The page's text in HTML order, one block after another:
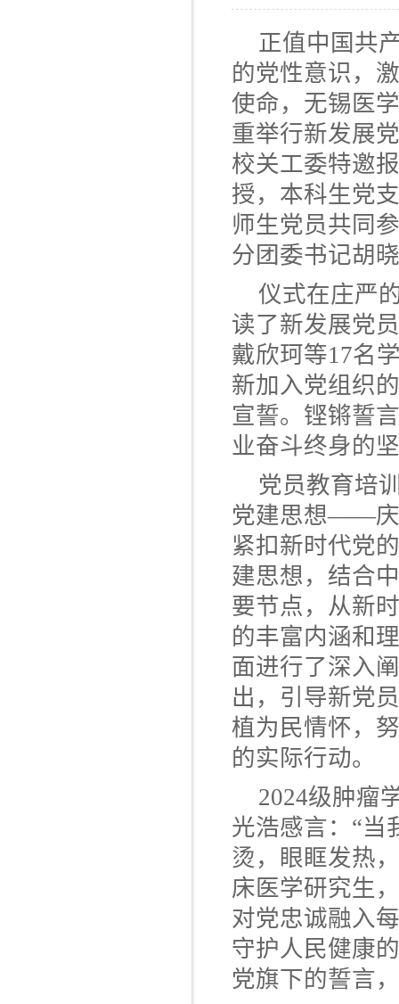
正值中国共
的党性意识，
使命，无锡医
重举行新发展
校关工委特邀
授，本科生党
师生党员共同
分团委书记胡
仪式在庄严
读了新发展党
戴欣珂等17名
新加入党组织
宣誓。铿锵誓
业奋斗终身的
党员教育培
党建思想——庆
紧扣新时代党
建思想，结合
要节点，从新
的丰富内涵和
面进行了深入
出，引导新党
植为民情怀，
的实际行动。
2024级肿瘤
光浩感言：“当
烫，眼眶发热
床医学研究生
对党忠诚融入
守护人民健康
党旗下的誓言